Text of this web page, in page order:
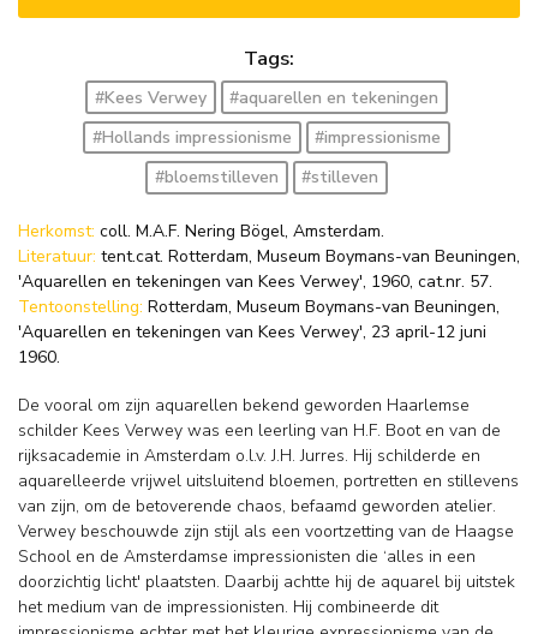
Tags:
#Kees Verwey
#aquarellen en tekeningen
#Hollands impressionisme
#impressionisme
#bloemstilleven
#stilleven
Herkomst: coll. M.A.F. Nering Bögel, Amsterdam.
Literatuur: tent.cat. Rotterdam, Museum Boymans-van Beuningen,
'Aquarellen en tekeningen van Kees Verwey', 1960, cat.nr. 57.
Tentoonstelling: Rotterdam, Museum Boymans-van Beuningen,
'Aquarellen en tekeningen van Kees Verwey', 23 april-12 juni
1960.
De vooral om zijn aquarellen bekend geworden Haarlemse
schilder Kees Verwey was een leerling van H.F. Boot en van de
rijksacademie in Amsterdam o.l.v. J.H. Jurres. Hij schilderde en
aquarelleerde vrijwel uitsluitend bloemen, portretten en stillevens
van zijn, om de betoverende chaos, befaamd geworden atelier.
Verwey beschouwde zijn stijl als een voortzetting van de Haagse
School en de Amsterdamse impressionisten die ‘alles in een
doorzichtig licht' plaatsten. Daarbij achtte hij de aquarel bij uitstek
het medium van de impressionisten. Hij combineerde dit